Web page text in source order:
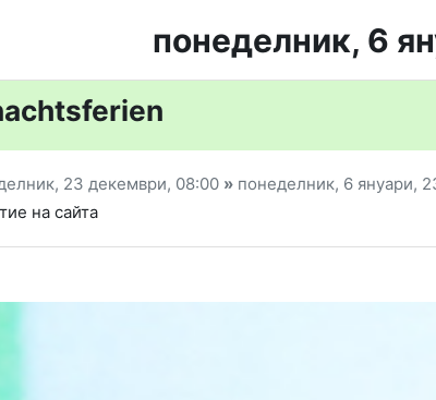
понеделник, 6
23 декември, 08:00 » понеделник, 6 януари,
на сайта